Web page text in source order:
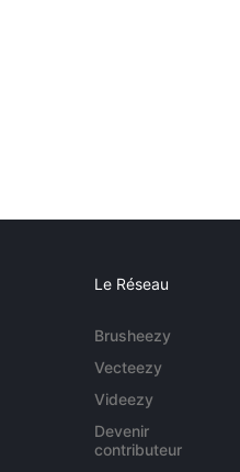
Le Réseau
Brusheezy
Vecteezy
Videezy
Devenir
contributeur